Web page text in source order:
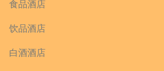
食品酒店
饮品酒店
白酒酒店